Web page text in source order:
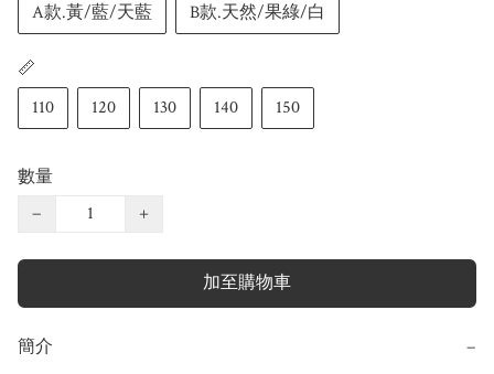
A款.黃/藍/天藍
B款.天然/果綠/白
📏
110
120 130 140 150
數量
−
+
加至購物車
簡介 −